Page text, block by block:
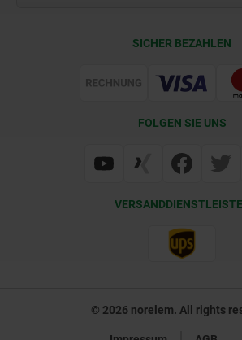
Web Support
SICHER BEZAHLEN
FOLGEN SIE UNS
© 2026 norelem. All rights